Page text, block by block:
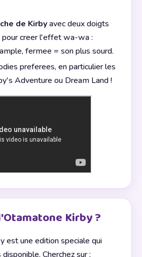
de Kirbyavec deux doigts
pour creer l'effet wa-wa :
fermee = son plus sourd.
preferees, en particulier les
Adventure ou Dream Land !
Kirby ?
est une edition speciale qui
Cherchez sur :